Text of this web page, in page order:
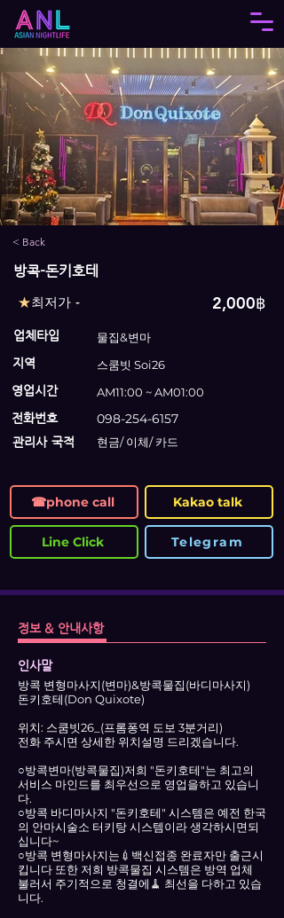
< Back
방콕-돈키호테
★최저가 - 2,000฿
업체타입
물집&변마
지역
스쿰빗 Soi26
영업시간
AM11:00 ~ AM01:00
전화번호
098-254-6157
관리사 국적 현금/ 이체/ 카드
☎phone call Kakao talk
Line Click Telegram
정보 & 안내사항
인사말
방콕 변형마사지(변마)&방콕물집(바디마사지)
돈키호테(Don Quixote)
위치: 스쿰빗26_(프롬퐁역 도보 3분거리)
전화 주시면 상세한 위치설명 드리겠습니다.
○방콕변마(방콕물집)저희 "돈키호테"는 최고의
서비스 마인드를 최우선으로 영업을하고 있습니
다.
○방콕 바디마사지 "돈키호테" 시스템은 예전 한국
의 안마시술소 터키탕 시스템이라 생각하시면되
십니다~
○방콕 변형마사지는💉백신접종 완료자만 출근시
킵니다 또한 저희 방콕물집 시스템은 방역 업체
불러서 주기적으로 청결에🧹 최선을 다하고 있습
니다.